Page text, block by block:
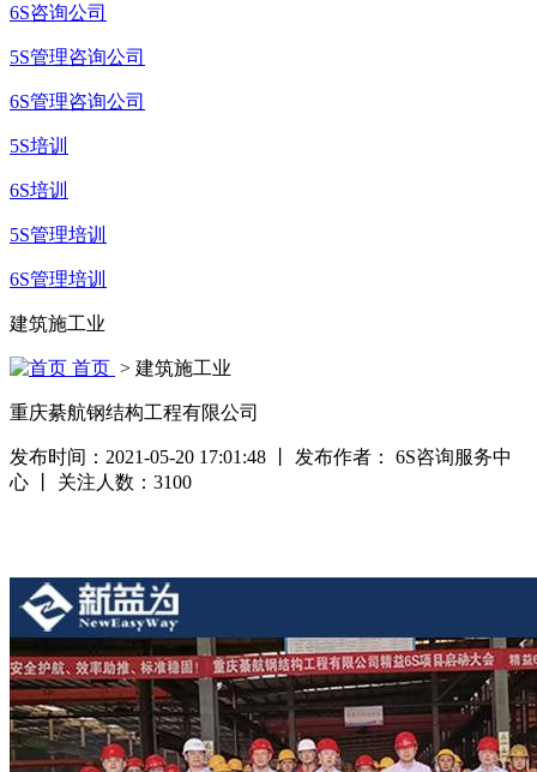
6S咨询公司
5S管理咨询公司
6S管理咨询公司
5S培训
6S培训
5S管理培训
6S管理培训
建筑施工业
首页 > 建筑施工业
重庆綦航钢结构工程有限公司
发布时间：2021-05-20 17:01:48
发布作者： 6S咨询服务中
心
关注人数： 3100